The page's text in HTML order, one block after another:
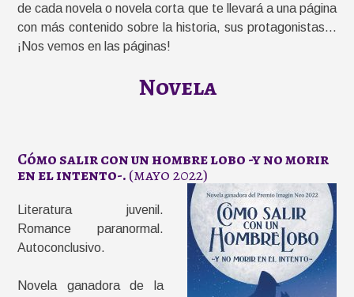
de cada novela o novela corta que te llevará a una página
con más contenido sobre la historia, sus protagonistas…
¡Nos vemos en las páginas!
Novela
Cómo salir con un hombre lobo -y no morir
en el intento-.(mayo 2022)
Literatura juvenil.
Romance paranormal.
Autoconclusivo.
Novela ganadora de la